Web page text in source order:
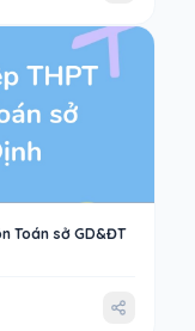
Toán sở GD&ĐT